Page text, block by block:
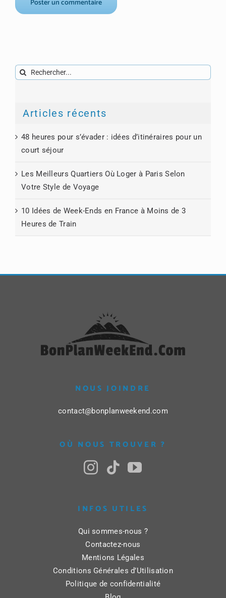
Rechercher:
Articles récents
48 heures pour s’évader : idées d’itinéraires pour un
court séjour
Les Meilleurs Quartiers Où Loger à Paris Selon
Votre Style de Voyage
10 Idées de Week-Ends en France à Moins de 3
Heures de Train
NOUS JOINDRE
contact@bonplanweekend.com
OÙ NOUS TROUVER ?
INFOS UTILES
Qui sommes-nous ?
Contactez-nous
Mentions Légales
Conditions Générales d’Utilisation
Politique de confidentialité